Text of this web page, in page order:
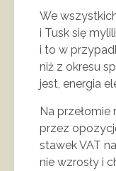
We
i Tusk się
i to w
niż z okresu
jest, energia
Na
przez
stawek VAT
nie wzrosły i